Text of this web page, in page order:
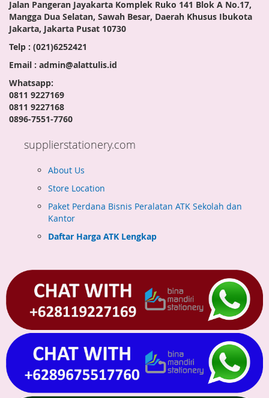
Jalan Pangeran Jayakarta Komplek Ruko 141 Blok A No.17,
Mangga Dua Selatan, Sawah Besar, Daerah Khusus Ibukota
Jakarta, Jakarta Pusat 10730
Telp : (021)6252421
Email : admin@alattulis.id
Whatsapp:
0811 9227169
0811 9227168
0896-7551-7760
supplierstationery.com
About Us
Store Location
Paket Perdana Bisnis Peralatan ATK Sekolah dan
Kantor
Daftar Harga ATK Lengkap